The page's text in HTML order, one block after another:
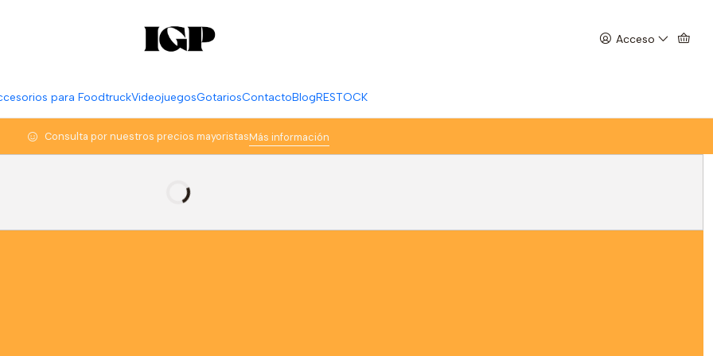
Acceso
para FoodtruckVideojuegosGotariosContactoBlogRESTOCK
Consulta por nuestros precios mayoristasMás información